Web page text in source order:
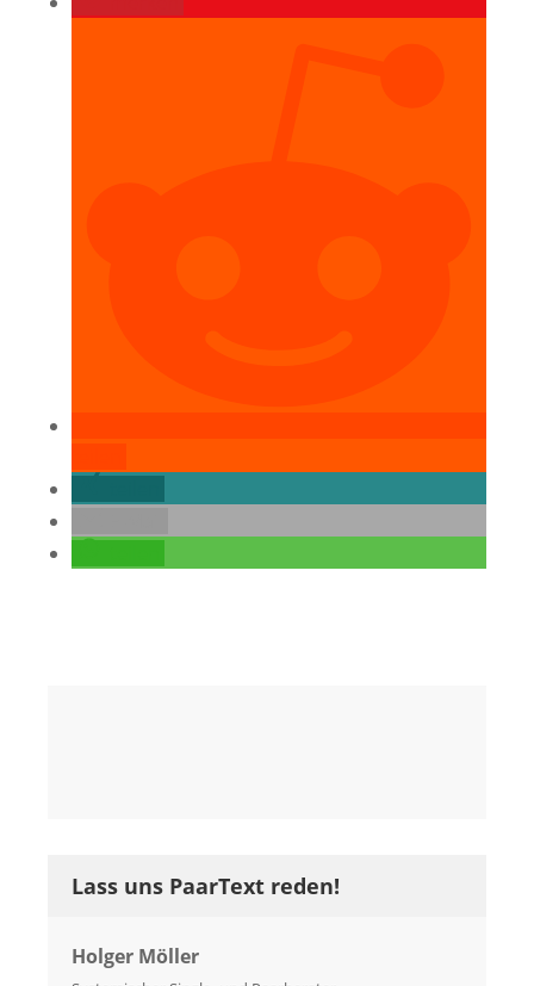
Lass uns PaarText reden!
Holger Möller